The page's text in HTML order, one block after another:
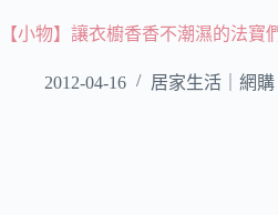
【小物】讓衣櫥香香不潮濕的法寶
2012-04-16 居家生活｜網